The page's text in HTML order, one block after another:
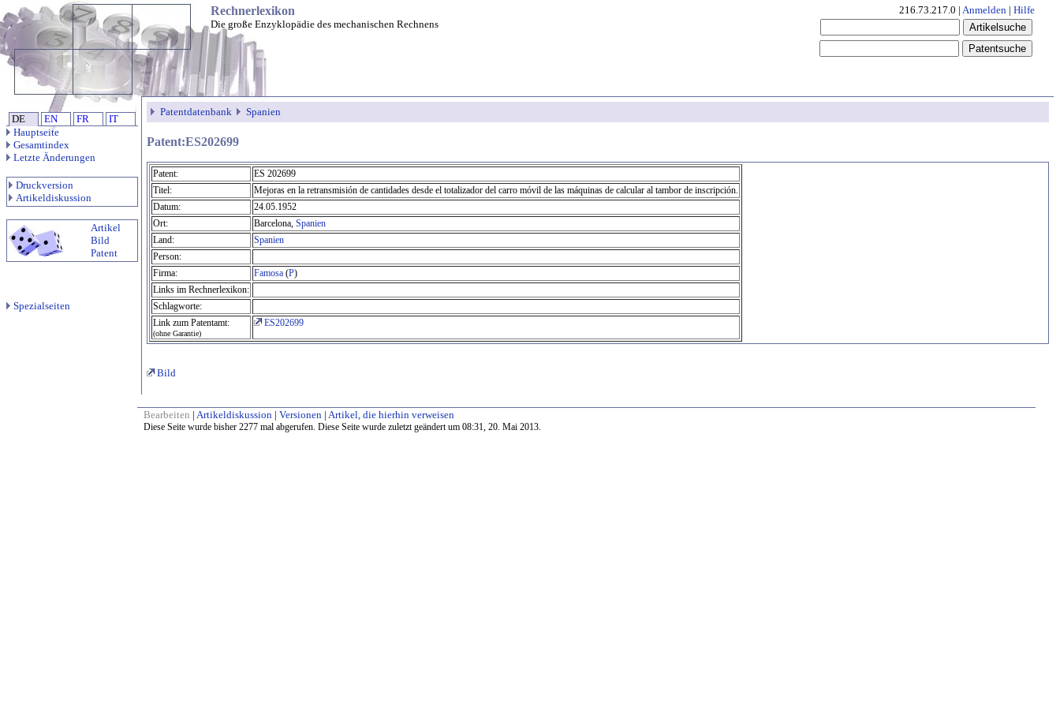
Rechnerlexikon
Die große Enzyklopädie des mechanischen Rechnens
216.73.217.0 | Anmelden | Hilfe
DE EN FR
IT
Hauptseite
Gesamtindex
Letzte Änderungen
Druckversion
Artikeldiskussion
Artikel
Bild
Patent
Spezialseiten
Patentdatenbank Spanien
Patent:ES202699
Patent:
ES 202699
Titel:
Mejoras en la retransmisión de cantidades desde el totalizador del carro móvil de las máquinas de calcular al tambor de inscripción.
Datum:
24.05.1952
Ort:
Barcelona, Spanien
Land:
Spanien
Person:
Firma:
Famosa (P)
Links im Rechnerlexikon:
Schlagworte:
Link zum Patentamt:
(ohne Garantie)
ES202699
Bild
Bearbeiten | Artikeldiskussion | Versionen | Artikel, die hierhin verweisen
Diese Seite wurde bisher 2277 mal abgerufen. Diese Seite wurde zuletzt geändert um 08:31, 20. Mai 2013.